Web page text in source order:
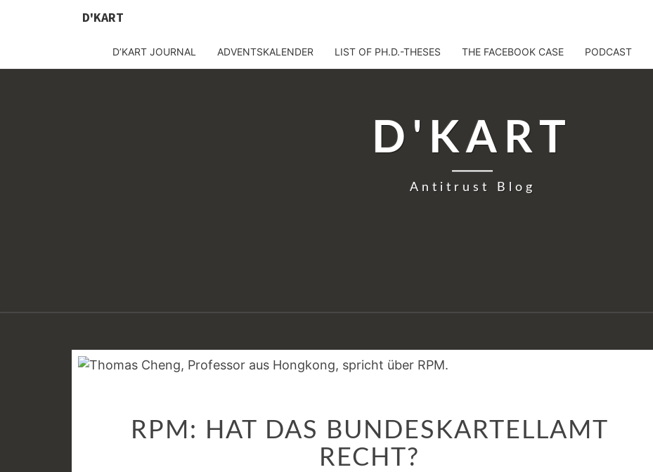
D'KART
D’KART JOURNAL ADVENTSKALENDER LIST OF PH.D.-THESES THE FACEBOOK CASE PODCAST
D'KART
Antitrust Blog
HAT
DAS
BUNDESKARTELLAMT
RPM: HAT DAS BUNDESKARTELLAMT
RECHT?